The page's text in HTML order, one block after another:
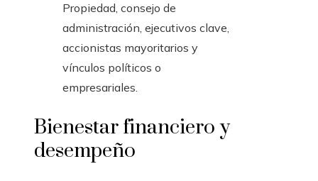
Propiedad, consejo de
administración, ejecutivos clave,
accionistas mayoritarios y
vínculos políticos o
empresariales.
Bienestar financiero y
desempeño